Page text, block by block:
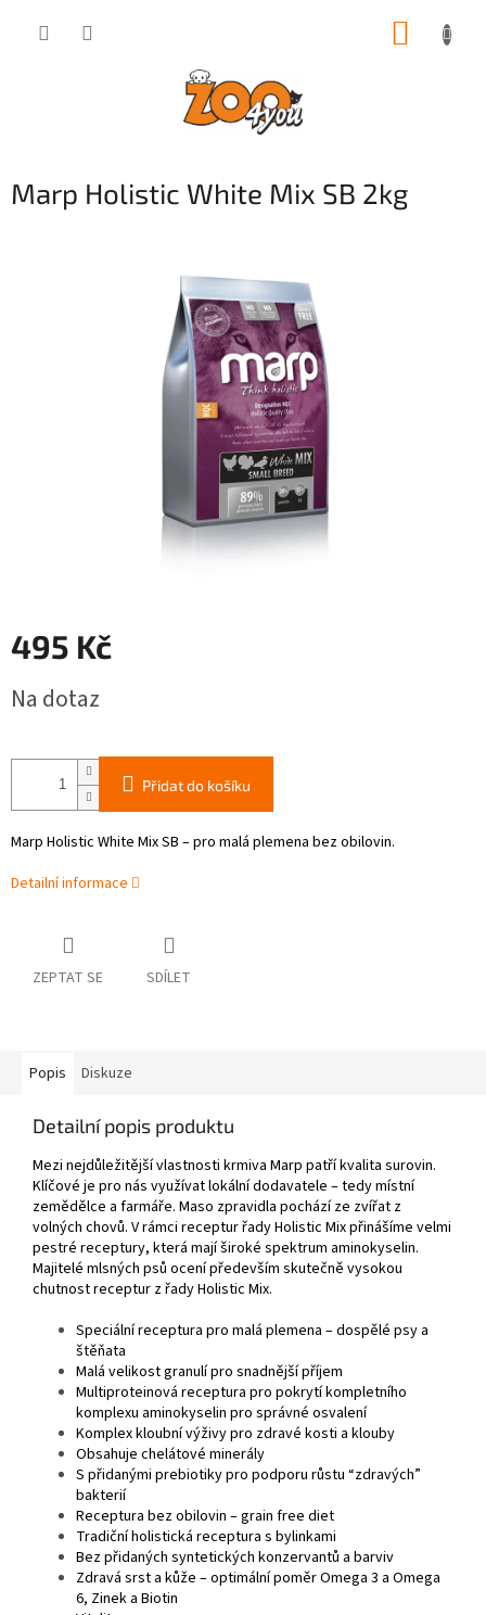
Marp Holistic White Mix SB 2kg
495 Kč
cena:
Na dotaz
Přidat do košíku
Marp Holistic White Mix SB – pro malá plemena bez obilovin.
Detailní informace
ZEPTAT SE SDÍLET
Popis Diskuze
Detailní popis produktu
Mezi nejdůležitější vlastnosti krmiva Marp patří kvalita surovin.
Klíčové je pro nás využívat lokální dodavatele – tedy místní
zemědělce a farmáře. Maso zpravidla pochází ze zvířat z
volných chovů. V rámci receptur řady Holistic Mix přinášíme velmi
pestré receptury, která mají široké spektrum aminokyselin.
Majitelé mlsných psů ocení především skutečně vysokou
chutnost receptur z řady Holistic Mix.
Speciální receptura pro malá plemena – dospělé psy a
štěňata
Malá velikost granulí pro snadnější příjem
Multiproteinová receptura pro pokrytí kompletního
komplexu aminokyselin pro správné osvalení
Komplex kloubní výživy pro zdravé kosti a klouby
Obsahuje chelátové minerály
S přidanými prebiotiky pro podporu růstu “zdravých”
bakterií
Receptura bez obilovin – grain free diet
Tradiční holistická receptura s bylinkami
Bez přidaných syntetických konzervantů a barviv
Zdravá srst a kůže – optimální poměr Omega 3 a Omega
6, Zinek a Biotin